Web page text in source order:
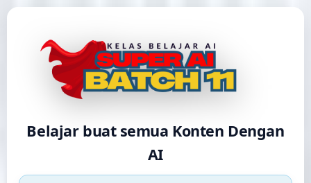
Belajar buat semua Konten Dengan
AI